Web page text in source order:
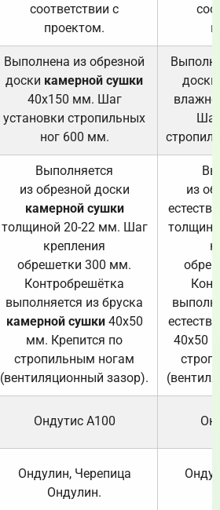
соответствии с
проектом.
Выполнена из обрезной
доски камерной сушки
40х150 мм. Шаг
установки стропильных
ног 600 мм.
доски
Выполняется
из обрезной доски
камерной сушки
толщиной 20-22 мм. Шаг
крепления
обрешетки 300 мм.
Контробрешётка
выполняется из бруска
камерной сушки40х50
мм. Крепится по
стропильным ногам
(вентиляционный зазор).
из
40х50
Ондутис А100
Ондулин, Черепица
Ондулин.